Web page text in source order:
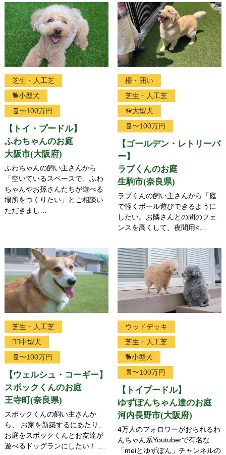
芝生・人工芝
🐕小型犬
🧾〜100万円
【トイ・プードル】
ふわちゃんのお庭
大阪市(大阪府)
ふわちゃんの飼い主さんから
「空いているスペースで、ふわ
ちゃんやお孫さんたちが遊べる
場所をつくりたい」とご相談い
ただきまし…
柵・囲い
芝生・人工芝
🦮大型犬
🧾〜100万円
【ゴールデン・レトリーバ
ー】
ラブくんのお庭
生駒市(奈良県)
ラブくんの飼い主さんから「庭
で軽くボール遊びできるように
したい。お隣さんとの間のフェ
ンスを高くして、夜間用<…
芝生・人工芝
🐕‍🦺中型犬
🧾〜100万円
【ウェルシュ・コーギー】
スポックくんのお庭
王寺町(奈良県)
スポックくんの飼い主さんか
ら、 お家を新築するにあたり、
お庭をスポックくんとお友達が
遊べるドッグランにしたい！ …
ウッドデッキ
芝生・人工芝
🐕小型犬
🧾〜100万円
【トイプードル】
ゆずぽんちゃん達のお庭
河内長野市(大阪府)
4万人のフォロワーがおられるわ
んちゃん系Youtuberで有名な
「meiとゆずぽん」チャンネルの